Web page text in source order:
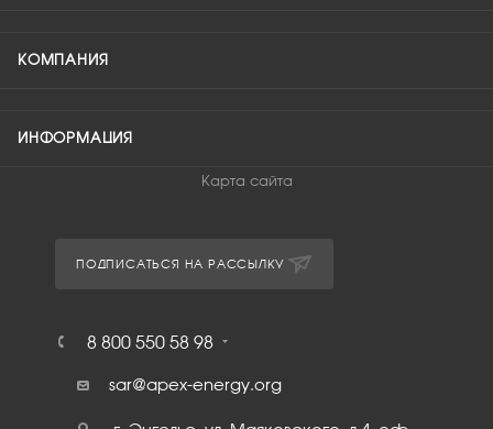
КОМПАНИЯ
ИНФОРМАЦИЯ
Карта сайта
ПОДПИСАТЬСЯ НА РАССЫЛКУ
8 800 550 58 98
sar@apex-energy.org